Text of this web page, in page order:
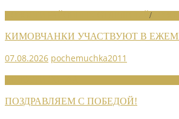
/
КИМОВЧАНКИ УЧАСТВУЮТ В
07.08.2026 pochemuchka2011
ПОЗДРАВЛЯЕМ С ПОБЕДОЙ!